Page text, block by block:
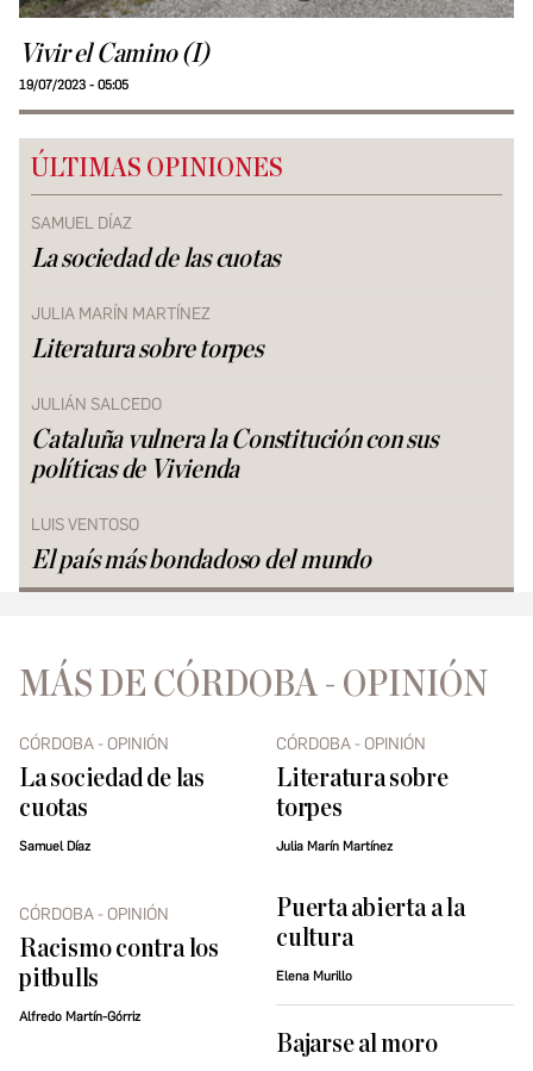
Vivir el Camino (I)
19/07/2023 - 05:05
ÚLTIMAS OPINIONES
SAMUEL DÍAZ
La sociedad de las cuotas
JULIA MARÍN MARTÍNEZ
Literatura sobre torpes
JULIÁN SALCEDO
Cataluña vulnera la Constitución con sus
políticas de Vivienda
LUIS VENTOSO
El país más bondadoso del mundo
MÁS DE CÓRDOBA - OPINIÓN
CÓRDOBA - OPINIÓN
La sociedad de las
cuotas
Samuel Díaz
CÓRDOBA - OPINIÓN
Literatura sobre
torpes
Julia Marín Martínez
CÓRDOBA - OPINIÓN
Racismo contra los
pitbulls
Alfredo Martín-Górriz
Puerta abierta a la
cultura
Elena Murillo
Bajarse al moro